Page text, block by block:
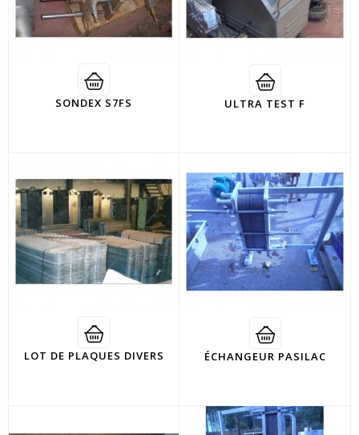
SONDEX S7FS ULTRA TEST F
LOT DE PLAQUES DIVERS ÉCHANGEUR PASILAC